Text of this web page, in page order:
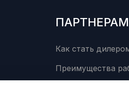
ПАРТНЕРАМ
Как стать
Преимущества